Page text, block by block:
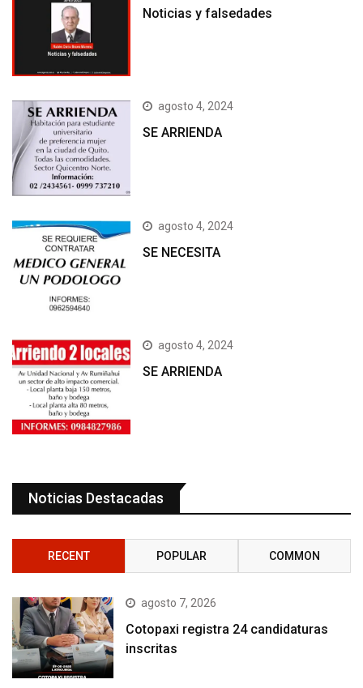
Noticias y falsedades
agosto 4, 2024
SE ARRIENDA
agosto 4, 2024
SE NECESITA
agosto 4, 2024
SE ARRIENDA
Noticias Destacadas
RECENT POPULAR COMMON
agosto 7, 2026
Cotopaxi registra 24 candidaturas
inscritas